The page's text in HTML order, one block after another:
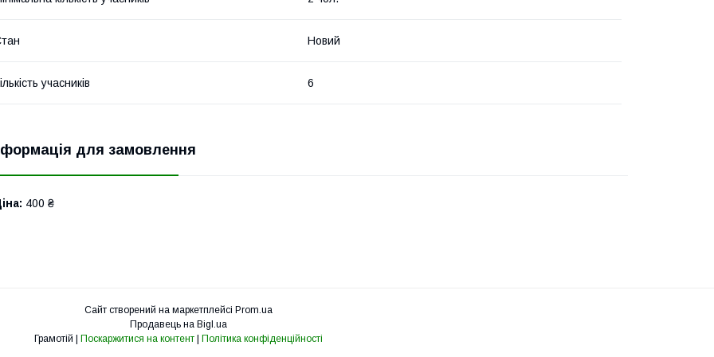
Новий
учасників 6
для замовлення
400 ₴
Сайт створений на маркетплейсі Prom.ua
Продавець на Bigl.ua
Поскаржитися на контент Політика конфіденційності